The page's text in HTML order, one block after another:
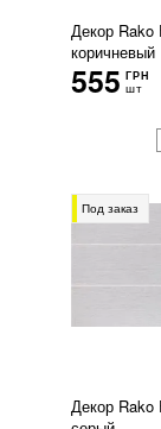
Декор Rako
коричневый
555 ГРН
шт
Под заказ
Декор Rako